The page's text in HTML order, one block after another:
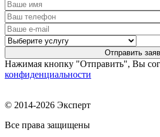
Нажимая кнопку "Отправить", Вы
конфиденциальности
© 2014-2026 Эксперт
Все права защищены